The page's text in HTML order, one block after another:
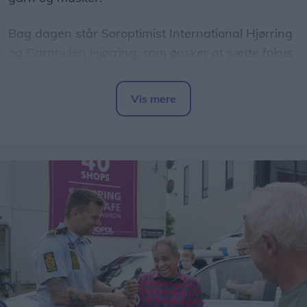
Bag dagen står Soroptimist International Hjørring
til at styrke den mentale sundhed og skabe nye
For mange er det en måde at finde ro, møde
andre mennesker og være en del af et fællesskab,
lyder tanken bag arrangementet.
Masser af inspiration
Dagen byder på besøg af flere kendte navne fra
strikkeuniverset.
Vis mere